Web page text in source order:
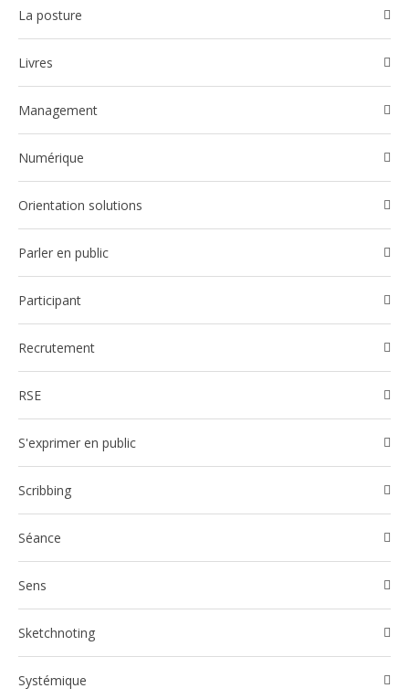
La posture
Livres
Management
Numérique
Orientation solutions
Parler en public
participant
Recrutement
RSE
S'exprimer en public
Scribbing
Séance
Sens
Sketchnoting
Systémique